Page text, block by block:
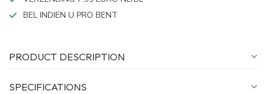
BEL INDIEN U PRO BENT
PRODUCT DESCRIPTION
SPECIFICATIONS